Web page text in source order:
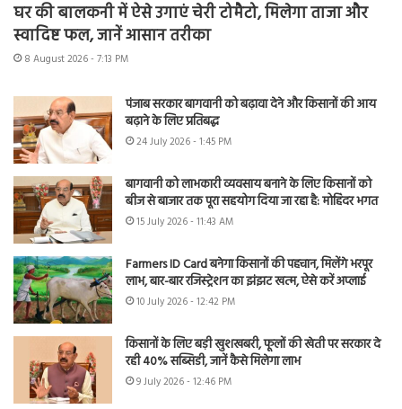
घर की बालकनी में ऐसे उगाएं चेरी टोमैटो, मिलेगा ताजा और
स्वादिष्ट फल, जानें आसान तरीका
8 August 2026 - 7:13 PM
पंजाब सरकार बागवानी को बढ़ावा देने और किसानों की आय
बढ़ाने के लिए प्रतिबद्ध
24 July 2026 - 1:45 PM
बागवानी को लाभकारी व्यवसाय बनाने के लिए किसानों को
बीज से बाजार तक पूरा सहयोग दिया जा रहा है: मोहिंदर भगत
15 July 2026 - 11:43 AM
Farmers ID Card बनेगा किसानों की पहचान, मिलेंगे भरपूर
लाभ, बार-बार रजिस्ट्रेशन का झंझट खत्म, ऐसे करें अप्लाई
10 July 2026 - 12:42 PM
किसानों के लिए बड़ी खुशखबरी, फूलों की खेती पर सरकार दे
रही 40% सब्सिडी, जानें कैसे मिलेगा लाभ
9 July 2026 - 12:46 PM